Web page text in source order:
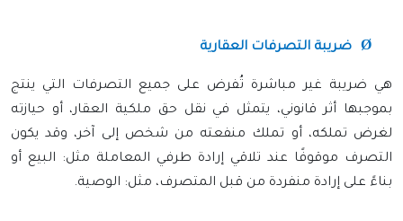
Ø ضريبة التصرفات العقارية
هي ضريبة غير مباشرة تُفرض على جميع التصرفات التي ينتج
بموجبها أثر قانوني، يتمثل في نقل حق ملكية العقار، أو حيازته
لغرض تملكه، أو تملك منفعته من شخص إلى آخر، وقد يكون
التصرف موقوفًا عند تلاقي إرادة طرفي المعاملة مثل: البيع أو
بناءً على إرادة منفردة من قبل المتصرف، مثل: الوصية.